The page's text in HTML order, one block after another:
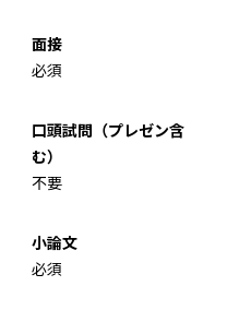
面接
必須
口頭試問（プレゼン含
む）
不要
小論文
必須